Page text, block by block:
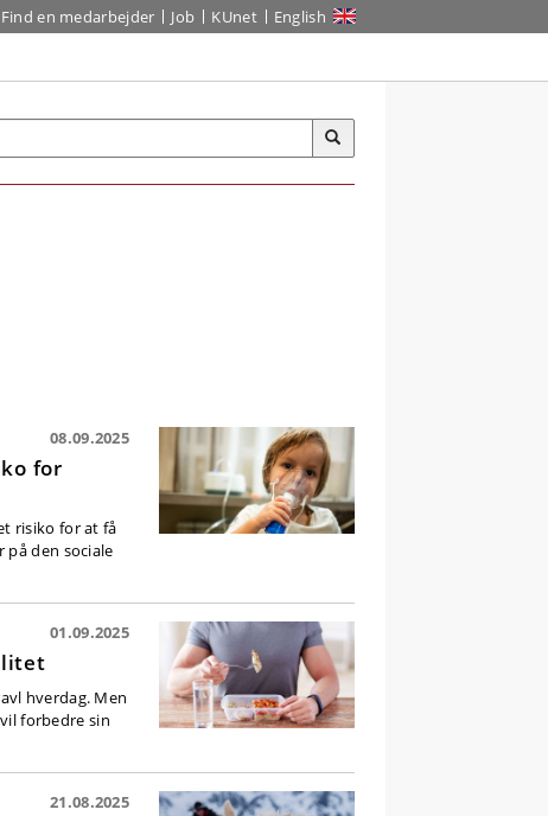
Find en medarbejder Job KUnet English
08.09.2025
for
risiko for at få
den sociale
01.09.2025
hverdag. Men
forbedre sin
21.08.2025